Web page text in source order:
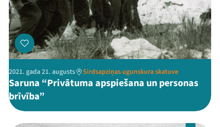
2021. gada 21. augusts Sirdsapziņas ugunskura skatuve
Saruna “Privātuma apspiešana un personas
brīvība”